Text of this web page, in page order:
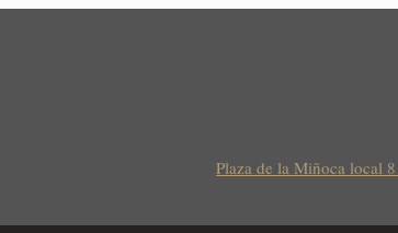
Plaza de la Miñoca local